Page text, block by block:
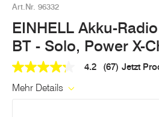
Art.Nr. 96332
EINHELL Akku-
BT - Solo, Power X-
4.2
of
4.2 (67) Jetzt
Mehr Details